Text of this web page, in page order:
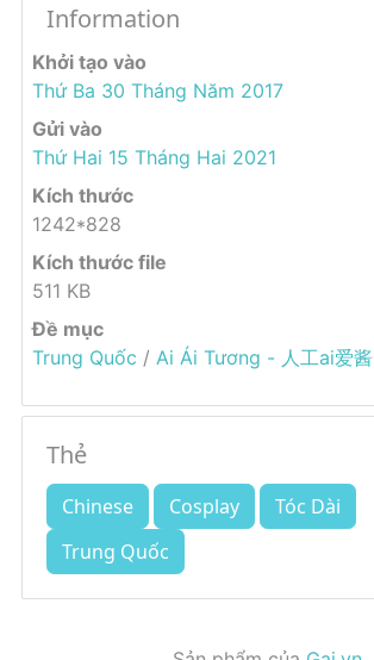
Information
Khởi tạo vào
Thứ Ba 30 Tháng Năm 2017
Gửi vào
Thứ Hai 15 Tháng Hai 2021
Kích thước
1242*828
Kích thước file
511 KB
Đề mục
Trung Quốc / Ai Ái Tương - 人工ai爱酱
Thẻ
Chinese Cosplay
Tóc Dài
Trung Quốc